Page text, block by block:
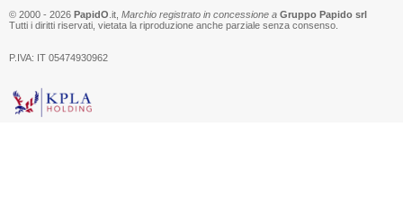
© 2000 - 2026 PapidO .it, Marchio registrato in concessione a Gruppo Papido srl
Tutti i diritti riservati, vietata la riproduzione anche parziale senza consenso.
P.IVA: IT 05474930962